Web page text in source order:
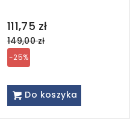
111,75 zł
Regular
price
149,00 zł
-25%
Do koszyka